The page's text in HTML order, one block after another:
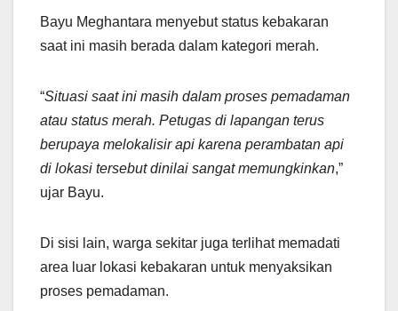
Bayu Meghantara menyebut status kebakaran
saat ini masih berada dalam kategori merah.
“Situasi saat ini masih dalam proses pemadaman
atau status merah. Petugas di lapangan terus
berupaya melokalisir api karena perambatan api
di lokasi tersebut dinilai sangat memungkinkan,”
ujar Bayu.
Di sisi lain, warga sekitar juga terlihat memadati
area luar lokasi kebakaran untuk menyaksikan
proses pemadaman.